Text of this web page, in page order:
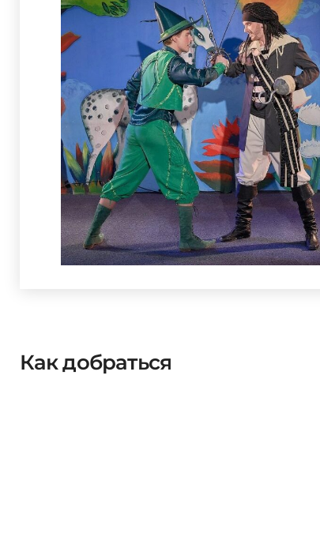
Как добраться